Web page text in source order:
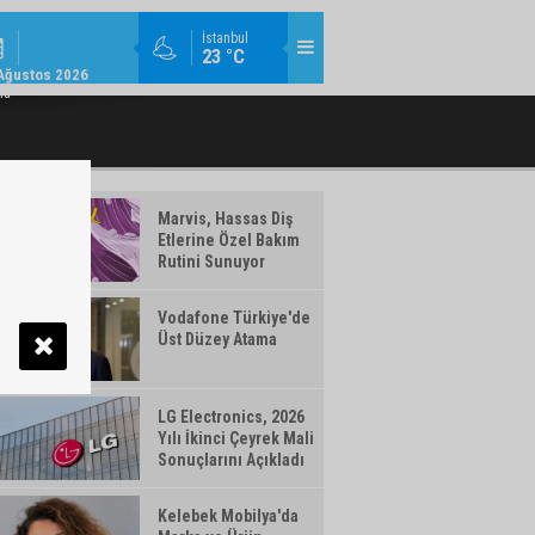
İstanbul
23 °C
2026
MODA / TREND / 14:18
MAKYAJ ÜRÜNLERI WATSONS
TÜRK TELEKOM’DAN YILIN İLK
Marvis, Hassas Diş
Etlerine Özel Bakım
Rutini Sunuyor
Vodafone Türkiye'de
Üst Düzey Atama
LG Electronics, 2026
Yılı İkinci Çeyrek Mali
Sonuçlarını Açıkladı
Kelebek Mobilya'da